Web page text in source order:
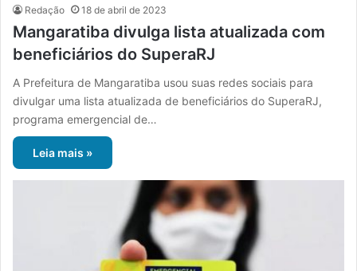
Redação 18 de abril de 2023
Mangaratiba divulga lista atualizada com
beneficiários do SuperaRJ
A Prefeitura de Mangaratiba usou suas redes sociais para
divulgar uma lista atualizada de beneficiários do SuperaRJ,
programa emergencial de…
Leia mais »